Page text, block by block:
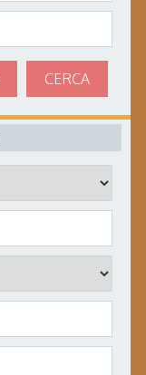
CERCA